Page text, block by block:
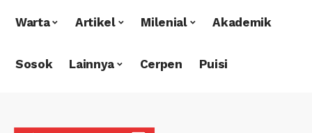
Warta Artikel Milenial Akademik
Sosok Lainnya Cerpen Puisi